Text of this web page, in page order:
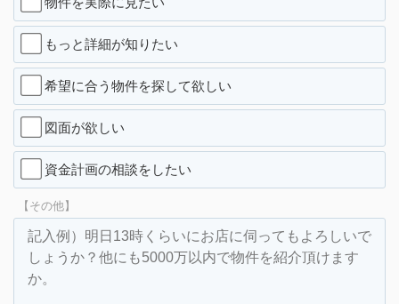
もっと詳細が知りたい
希望に合う物件を探して欲しい
図面が欲しい
資金計画の相談をしたい
【その他】